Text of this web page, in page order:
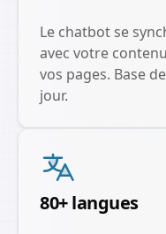
Le chatbot se
avec votre
vos pages. Base
jour.
80+ langues